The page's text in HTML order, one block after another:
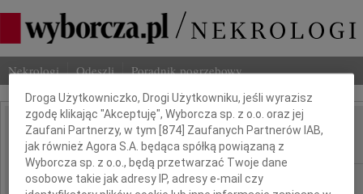
Nekrologi Odeszli Poradnik pogrzebowy
IMIĘ I NAZWISKO: Jerzy Bańczerowski
REGION: Poznań
Dbamy o Twoją prywatność
Droga Użytkowniczko, Drogi Użytkowniku, jeśli wyrazisz
zgodę klikając "Akceptuję", Wyborcza sp. z o.o. oraz jej
Zaufani Partnerzy, w tym [874 ] Zaufanych Partnerów IAB,
jak również Agora S.A. będąca spółką powiązaną z
Wyborcza sp. z o.o., będą przetwarzać Twoje dane
osobowe takie jak adresy IP, adresy e-mail czy